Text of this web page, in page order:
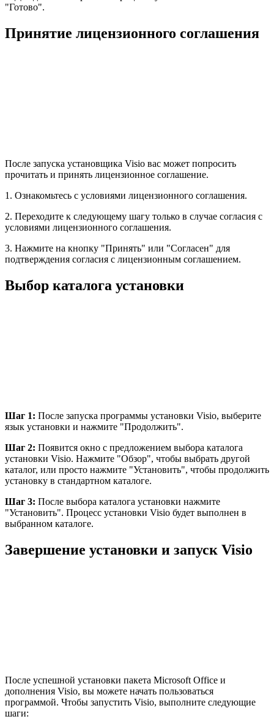
"Готово".
Принятие лицензионного соглашения
После запуска установщика Visio вас может попросить
прочитать и принять лицензионное соглашение.
1. Ознакомьтесь с условиями лицензионного соглашения.
2. Переходите к следующему шагу только в случае согласия с
условиями лицензионного соглашения.
3. Нажмите на кнопку "Принять" или "Согласен" для
подтверждения согласия с лицензионным соглашением.
Выбор каталога установки
Шаг 1: После запуска программы установки Visio, выберите
язык установки и нажмите "Продолжить".
Шаг 2: Появится окно с предложением выбора каталога
установки Visio. Нажмите "Обзор", чтобы выбрать другой
каталог, или просто нажмите "Установить", чтобы продолжить
установку в стандартном каталоге.
Шаг 3: После выбора каталога установки нажмите
"Установить". Процесс установки Visio будет выполнен в
выбранном каталоге.
Завершение установки и запуск Visio
После успешной установки пакета Microsoft Office и
дополнения Visio, вы можете начать пользоваться
программой. Чтобы запустить Visio, выполните следующие
шаги: